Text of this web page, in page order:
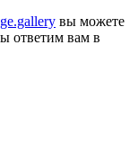
вы можете
ответим вам в